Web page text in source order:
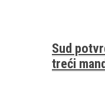
Sud
treći